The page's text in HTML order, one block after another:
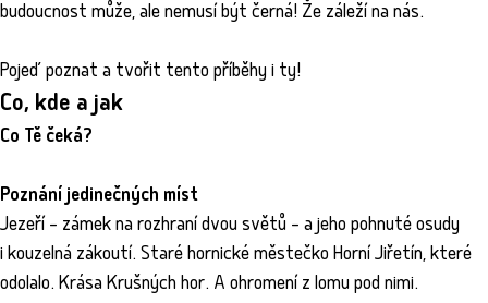
budoucnost může, ale nemusí být černá! Že záleží na nás.
Pojeď poznat a tvořit tento příběhy i ty!
Co, kde a jak
Co Tě čeká?
Poznání jedinečných míst
Jezeří – zámek na rozhraní dvou světů – a jeho pohnuté osudy
i kouzelná zákoutí. Staré hornické městečko Horní Jiřetín, které
odolalo. Krása Krušných hor. A ohromení z lomu pod nimi.